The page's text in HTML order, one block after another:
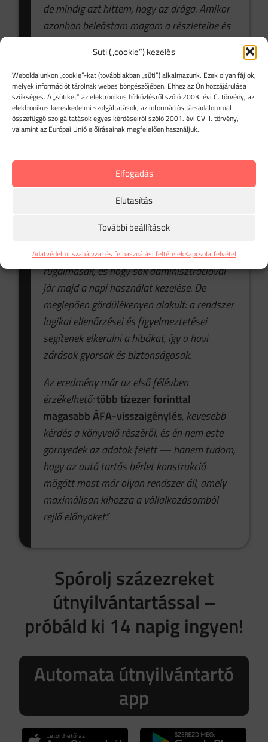
Süti („cookie”) kezelés
Weboldalunkon „cookie”-kat (továbbiakban „süti”) alkalmazunk. Ezek olyan fájlok,
melyek információt tárolnak webes böngészőjében. Ehhez az Ön hozzájárulása
szükséges. A „sütiket” az elektronikus hírközlésről szóló 2003. évi C. törvény, az
elektronikus kereskedelmi szolgáltatások, az információs társadalommal
összefüggő szolgáltatások egyes kérdéseiről szóló 2001. évi CVIII. törvény,
valamint az Európai Unió előírásainak megfelelően használjuk.
Elfogadás
Elutasítás
További beállítások
Adatvédelmi szabályzat és felhasználási feltételekKapcsolatfelvétel
de mindig azt hittem, hogy az drága. Amikor
azonban beleástam magam a részleteibe és
rátaláltam a RoadRecord cikkére az autó
tartós bérlet lehetőségeiről, új szemszög
nyílt: ha jól vezetem az útnyilvántartást, a
havi bérleti díj ÁFA-tartalmát a céges utak
arányában visszaigényelhetem.
Elkezdtem használni a RoadRecord
automatikusan rögzíti, segít kitölteni az
úticélokat, km-óra állásokat, és jelez, ha
valami hiányzik. Az app + a webes felület
együttese biztosítja, hogy az adatok mindig
tartós bérlet kiadásai nem lesznek annyira
rugalmasak, és hogy sok adminisztrációval
jár majd a napi használat kezelése. De
meglepően gördülékenyen alakult: a rendszer
logikai ellenőrzései és figyelmeztetései
segítenek elkerülni a hibákat, így a havi
zárások gyorsak és biztonságosak.
Az eredmény már az első félévben
érzékelhető:több tízezer forinttal
magasabb ÁFA-visszaigénylés, kevesebb
kérdés a könyvelő részéről, és én nem este
görnyedek az adatok felett — hanem tudom,
hogy az autó tartós bérlet konstrukció
mögött most már olyan rendszer áll, amely
maximálisan kihozza a vállalkozásomból
rejlő előnyöket.”
Spórolj százezreket
útnyilvántartással –
próbáld ki 14 napig ingyen!
Automata útnyilvántartó
app